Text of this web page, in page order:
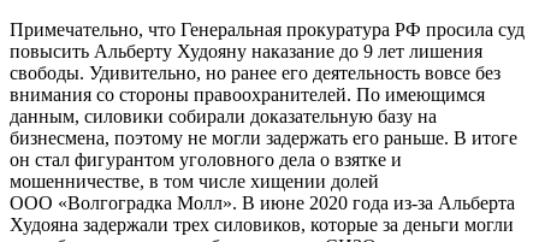
Примечательно, что Генеральная прокуратура РФ просила суд
повысить Альберту Худояну наказание до 9 лет лишения
свободы. Удивительно, но ранее его деятельность вовсе без
внимания со стороны правоохранителей. По имеющимся
данным, силовики собирали доказательную базу на
бизнесмена, поэтому не могли задержать его раньше. В итоге
он стал фигурантом уголовного дела о взятке и
мошенничестве, в том числе хищении долей
ООО «Волгоградка Молл». В июне 2020 года из-за Альберта
Худояна задержали трех силовиков, которые за деньги могли